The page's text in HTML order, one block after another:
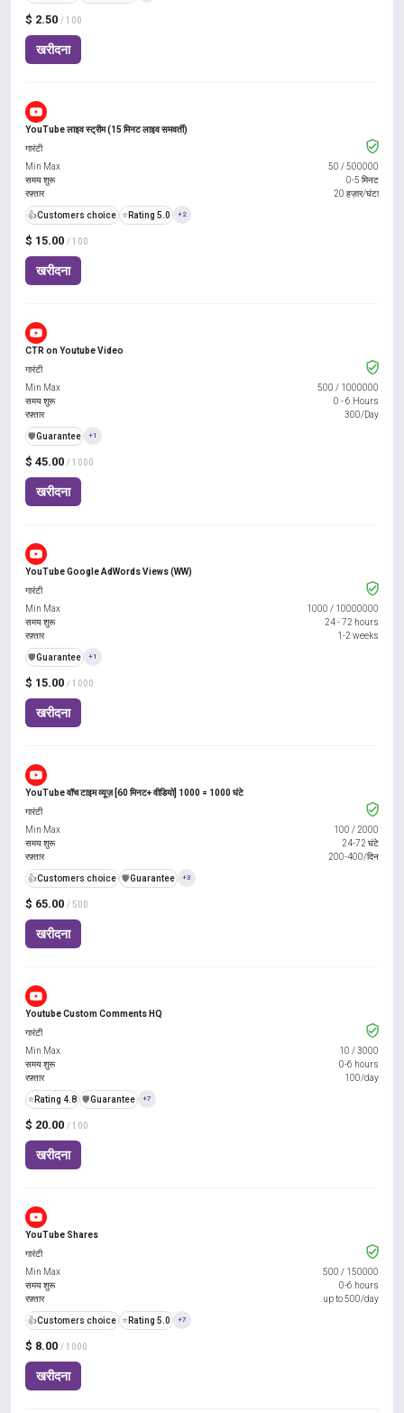
$ 2.50 / 100
खरीदना
YouTube लाइव स्ट्रीम (15 मिनट लाइव समवर्ती)
$ 15.00 / 100
खरीदना
गारंटी
Min Max
50 /500000
समय शुरू
0-5 मिनट
रफ़्तार
20 हज़ार/घंटा
👍Customers choice ⭐ Rating 5.0 +2
CTR on Youtube Video
$ 45.00 / 1000
खरीदना
गारंटी
Min Max
500 / 1000000
समय शुरू
0 - 6 Hours
रफ़्तार
300/Day
️🛡️Guarantee +1
YouTube Google AdWords Views (WW)
$ 15.00 / 1000
खरीदना
गारंटी
Min Max
1000 / 10000000
समय शुरू
24 - 72 hours
रफ़्तार
1-2 weeks
️🛡️Guarantee +1
YouTube वॉच टाइम व्यूज़ [60 मिनट+ वीडियो] 1000 = 1000 घंटे
$ 65.00 / 500
खरीदना
गारंटी
Min Max
100 / 2000
समय शुरू
24-72 घंटे
रफ़्तार
200-400/दिन
👍Customers choice ️🛡️Guarantee +3
Youtube Custom Comments HQ
$ 20.00 / 100
खरीदना
गारंटी
Min Max
10 /3000
समय शुरू
0-6 hours
रफ़्तार
100/day
⭐ Rating 4.8 ️🛡️Guarantee +7
YouTube Shares
$ 8.00 / 1000
खरीदना
गारंटी
Min Max
500 / 150000
समय शुरू
0-6 hours
रफ़्तार
up to 500/day
👍Customers choice ⭐ Rating 5.0 +7